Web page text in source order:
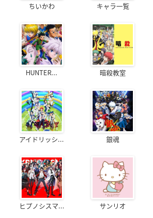
ちいかわ キャラ一覧
HUNTER... 暗殺教室
アイドリッシ... 銀魂
ヒプノシスマ... サンリオ